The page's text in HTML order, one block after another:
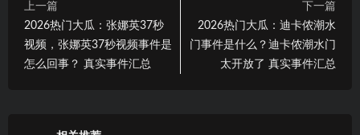
上一篇
2026热门大瓜：张娜英37秒
视频，张娜英37秒视频事件是
怎么回事？ 真实事件汇总
下一篇
2026热门大瓜：迪卡侬潮水
门事件是什么？迪卡侬潮水门
太开放了 真实事件汇总